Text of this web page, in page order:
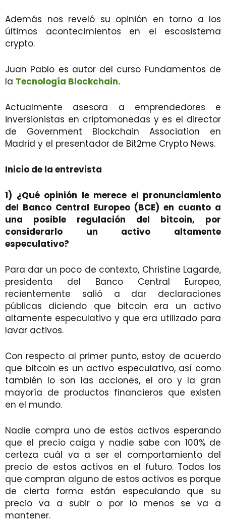
Además nos reveló su opinión en torno a los
últimos acontecimientos en el escosistema
crypto.
Juan Pablo es autor del curso Fundamentos de
la Tecnología Blockchain.
Actualmente asesora a emprendedores e
inversionistas en criptomonedas y es el director
de Government Blockchain Association en
Madrid y el presentador de Bit2me Crypto News.
Inicio de la entrevista
1) ¿Qué opinión le merece el pronunciamiento
del Banco Central Europeo (BCE) en cuanto a
una posible regulación del bitcoin, por
considerarlo un activo altamente
especulativo?
Para dar un poco de contexto, Christine Lagarde,
presidenta del Banco Central Europeo,
recientemente salió a dar declaraciones
públicas diciendo que bitcoin era un activo
altamente especulativo y que era utilizado para
lavar activos.
Con respecto al primer punto, estoy de acuerdo
que bitcoin es un activo especulativo, así como
también lo son las acciones, el oro y la gran
mayoría de productos financieros que existen
en el mundo.
Nadie compra uno de estos activos esperando
que el precio caiga y nadie sabe con 100% de
certeza cuál va a ser el comportamiento del
precio de estos activos en el futuro. Todos los
que compran alguno de estos activos es porque
de cierta forma están especulando que su
precio va a subir o por lo menos se va a
mantener.